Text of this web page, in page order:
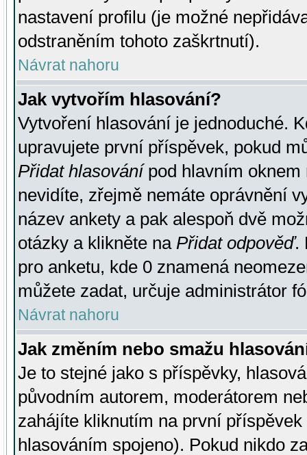
nastavení profilu (je možné
odstraněním tohoto zaškrtnutí).
Návrat nahoru
Jak vytvořím hlasování?
Vytvoření hlasování je jednoduché.
upravujete první příspěvek, pokud
Přidat hlasovánípod hlavním oknem
nevidíte, zřejmě nemáte oprávnění
název ankety a pak alespoň dvě
otázky a klikněte na Přidat odpověď.
pro anketu, kde 0 znamená
můžete zadat, určuje administrátor
Návrat nahoru
Jak změním nebo smažu
Je to stejné jako s příspěvky,
původním autorem, moderátorem
zahájíte kliknutím na první
hlasováním spojeno). Pokud nikdo